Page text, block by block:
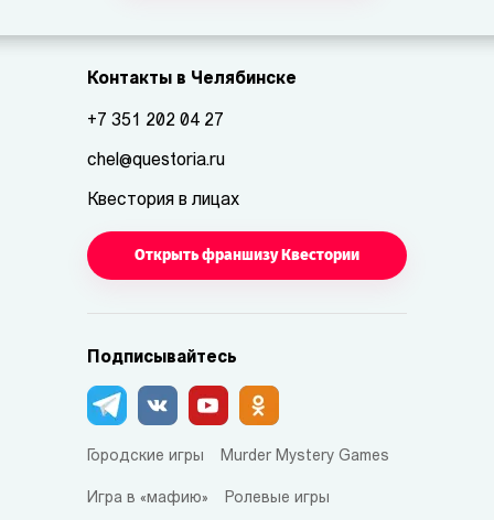
Контакты в Челябинске
+7 351 202 04 27
chel@questoria.ru
Квестория в лицах
Открыть франшизу Квестории
Подписывайтесь
Городские игры Murder Mystery Games
Игра в «мафию» Ролевые игры